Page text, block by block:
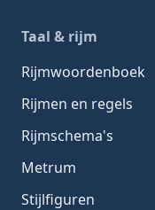
Taal & rijm
Rijmwoordenboek
Rijmen en regels
Rijmschema's
Metrum
Stijlfiguren